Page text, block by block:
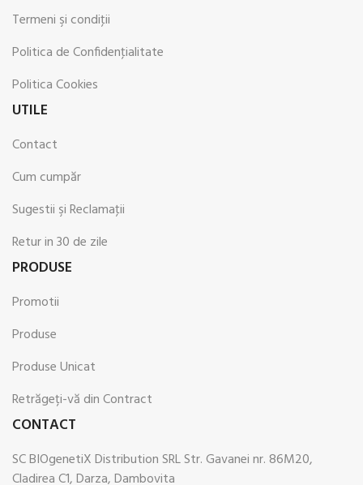
Termeni şi condiţii
Politica de Confidenţialitate
Politica Cookies
UTILE
Contact
Cum cumpăr
Sugestii şi Reclamaţii
Retur in 30 de zile
PRODUSE
Promotii
Produse
Produse Unicat
Retrăgeți-vă din Contract
CONTACT
SC BIOgenetiX Distribution SRL Str. Gavanei nr. 86M20,
Cladirea C1, Darza, Dambovita